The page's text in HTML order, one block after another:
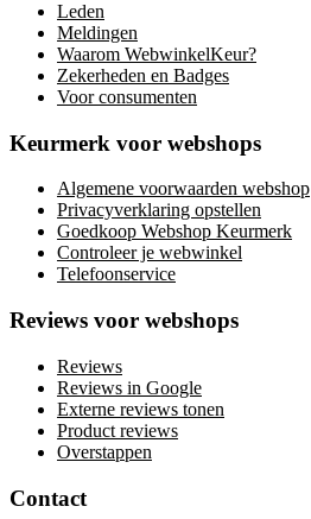
Leden
Meldingen
Waarom WebwinkelKeur?
Zekerheden en Badges
Voor consumenten
Keurmerk voor webshops
Algemene voorwaarden webshop
Privacyverklaring opstellen
Goedkoop Webshop Keurmerk
Controleer je webwinkel
Telefoonservice
Reviews voor webshops
Reviews
Reviews in Google
Externe reviews tonen
Product reviews
Overstappen
Contact